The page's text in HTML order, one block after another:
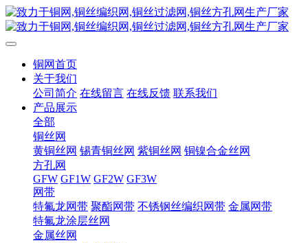
铜网首页
关于我们
公司简介 在线留言 在线反馈 联系我们
产品展示
全部
铜丝网
黄铜丝网 锡青铜丝网 紫铜丝网 铜镍合金丝网
方孔网
GFW GF1W GF2W GF3W
网带
特氟龙网带 聚酯网带 不锈钢丝编织网带 金属网带
特氟龙涂层丝网
金属丝网